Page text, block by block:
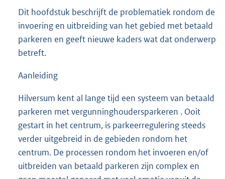
Dit hoofdstuk beschrijft de problematiek rondom de
invoering en uitbreiding van het gebied met betaald
parkeren en geeft nieuwe kaders wat dat onderwerp
betreft.
Aanleiding
Hilversum kent al lange tijd een systeem van betaald
parkeren met vergunninghoudersparkeren . Ooit
gestart in het centrum, is parkeerregulering steeds
verder uitgebreid in de gebieden rondom het
centrum. De processen rondom het invoeren en/of
uitbreiden van betaald parkeren zijn complex en